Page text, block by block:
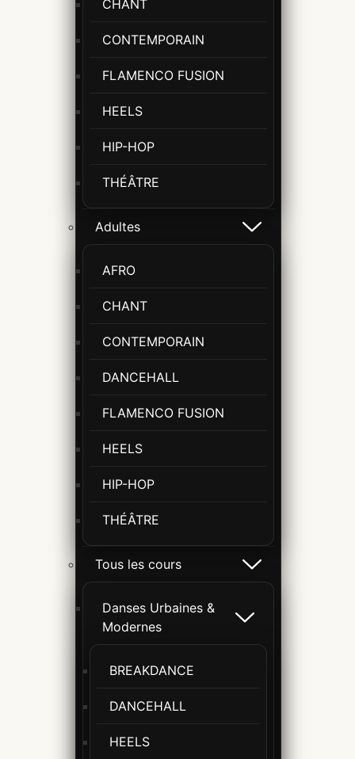
CHANT
CONTEMPORAIN
FLAMENCO FUSION
HEELS
HIP-HOP
THÉÂTRE
Adultes
AFRO
CHANT
CONTEMPORAIN
DANCEHALL
FLAMENCO FUSION
HEELS
HIP-HOP
THÉÂTRE
Tous les cours
Danses Urbaines &
Modernes
BREAKDANCE
DANCEHALL
HEELS